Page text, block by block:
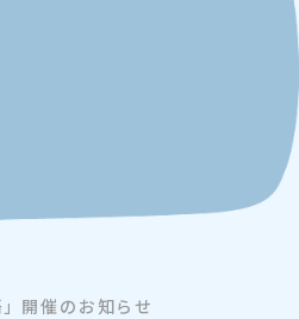
開催のお知らせ